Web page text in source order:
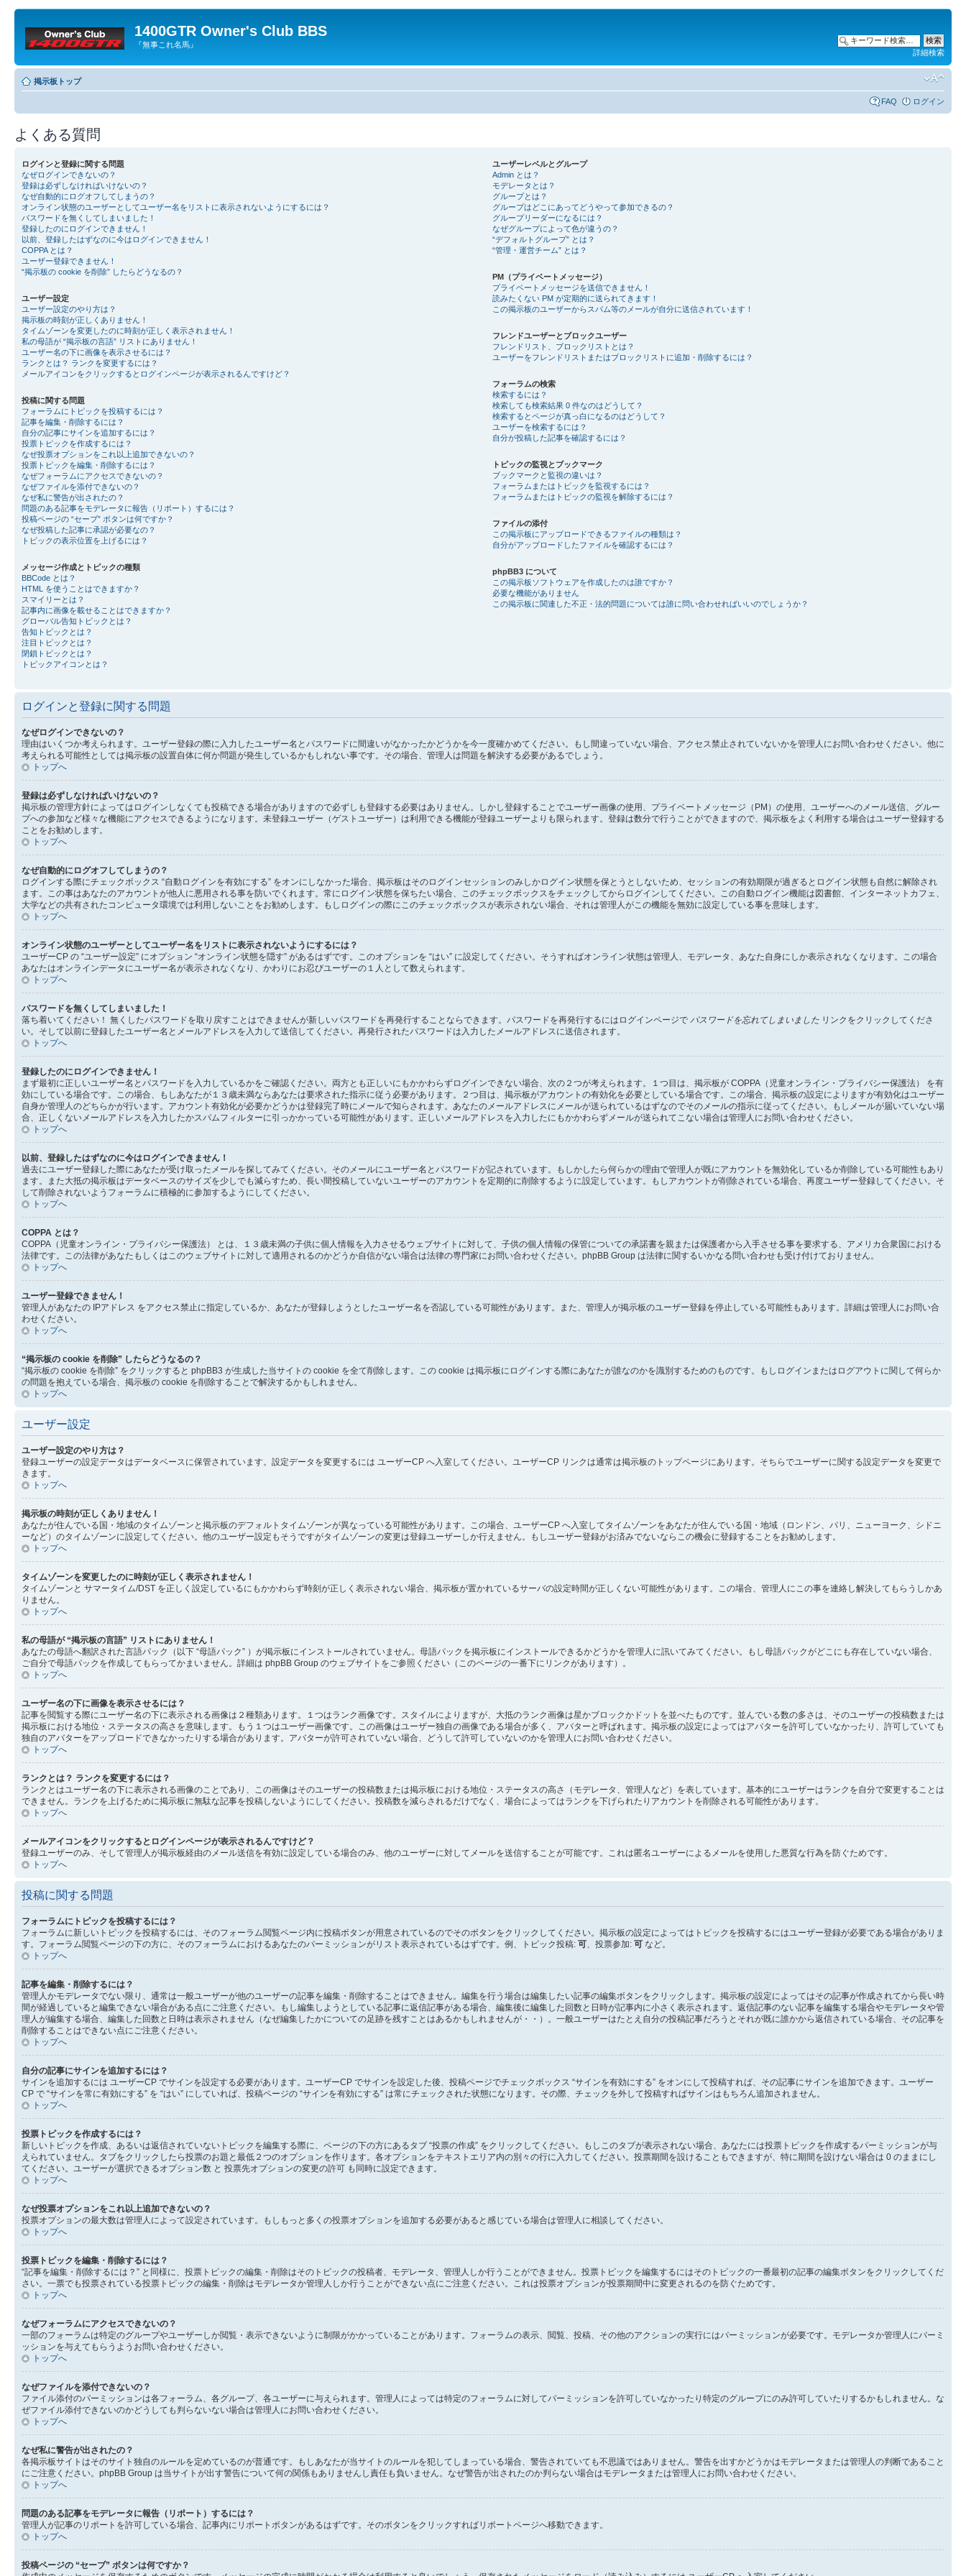
1400GTR Owner's Club BBS
『無事これ名馬』
詳細検索
掲示板トップ
FAQ ログイン
よくある質問
ログインと登録に関する問題
なぜログインできないの？
登録は必ずしなければいけないの？
なぜ自動的にログオフしてしまうの？
オンライン状態のユーザーとしてユーザー名をリストに表示されないようにするには？
パスワードを無くしてしまいました！
登録したのにログインできません！
以前、登録したはずなのに今はログインできません！
COPPA とは？
ユーザー登録できません！
“掲示板の cookie を削除” したらどうなるの？
ユーザー設定
ユーザー設定のやり方は？
掲示板の時刻が正しくありません！
タイムゾーンを変更したのに時刻が正しく表示されません！
私の母語が “掲示板の言語” リストにありません！
ユーザー名の下に画像を表示させるには？
ランクとは？ ランクを変更するには？
メールアイコンをクリックするとログインページが表示されるんですけど？
投稿に関する問題
フォーラムにトピックを投稿するには？
記事を編集・削除するには？
自分の記事にサインを追加するには？
投票トピックを作成するには？
なぜ投票オプションをこれ以上追加できないの？
投票トピックを編集・削除するには？
なぜフォーラムにアクセスできないの？
なぜファイルを添付できないの？
なぜ私に警告が出されたの？
問題のある記事をモデレータに報告（リポート）するには？
投稿ページの “セーブ” ボタンは何ですか？
なぜ投稿した記事に承認が必要なの？
トピックの表示位置を上げるには？
メッセージ作成とトピックの種類
BBCode とは？
HTML を使うことはできますか？
スマイリーとは？
記事内に画像を載せることはできますか？
グローバル告知トピックとは？
告知トピックとは？
注目トピックとは？
閉鎖トピックとは？
トピックアイコンとは？
ユーザーレベルとグループ
Admin とは？
モデレータとは？
グループとは？
グループはどこにあってどうやって参加できるの？
グループリーダーになるには？
なぜグループによって色が違うの？
“デフォルトグループ” とは？
“管理・運営チーム” とは？
PM（プライベートメッセージ）
プライベートメッセージを送信できません！
読みたくない PM が定期的に送られてきます！
この掲示板のユーザーからスパム等のメールが自分に送信されています！
フレンドユーザーとブロックユーザー
フレンドリスト、ブロックリストとは？
ユーザーをフレンドリストまたはブロックリストに追加・削除するには？
フォーラムの検索
検索するには？
検索しても検索結果 0 件なのはどうして？
検索するとページが真っ白になるのはどうして？
ユーザーを検索するには？
自分が投稿した記事を確認するには？
トピックの監視とブックマーク
ブックマークと監視の違いは？
フォーラムまたはトピックを監視するには？
フォーラムまたはトピックの監視を解除するには？
ファイルの添付
この掲示板にアップロードできるファイルの種類は？
自分がアップロードしたファイルを確認するには？
phpBB3 について
この掲示板ソフトウェアを作成したのは誰ですか？
必要な機能がありません
この掲示板に関連した不正・法的問題については誰に問い合わせればいいのでしょうか？
ログインと登録に関する問題
なぜログインできないの？
理由はいくつか考えられます。ユーザー登録の際に入力したユーザー名とパスワードに間違いがなかったかどうかを今一度確かめてください。もし間違っていない場合、アクセス禁止されていないかを管理人にお問い合わせください。他に
考えられる可能性としては掲示板の設置自体に何か問題が発生しているかもしれない事です。その場合、管理人は問題を解決する必要があるでしょう。
トップへ
登録は必ずしなければいけないの？
掲示板の管理方針によってはログインしなくても投稿できる場合がありますので必ずしも登録する必要はありません。しかし登録することでユーザー画像の使用、プライベートメッセージ（PM）の使用、ユーザーへのメール送信、グルー
プへの参加など様々な機能にアクセスできるようになります。未登録ユーザー（ゲストユーザー）は利用できる機能が登録ユーザーよりも限られます。登録は数分で行うことができますので、掲示板をよく利用する場合はユーザー登録する
ことをお勧めします。
トップへ
なぜ自動的にログオフしてしまうの？
ログインする際にチェックボックス “自動ログインを有効にする” をオンにしなかった場合、掲示板はそのログインセッションのみしかログイン状態を保とうとしないため、セッションの有効期限が過ぎるとログイン状態も自然に解除され
ます。この事はあなたのアカウントが他人に悪用される事を防いでくれます。常にログイン状態を保ちたい場合、このチェックボックスをチェックしてからログインしてください。この自動ログイン機能は図書館、インターネットカフェ、
大学などの共有されたコンピュータ環境では利用しないことをお勧めします。もしログインの際にこのチェックボックスが表示されない場合、それは管理人がこの機能を無効に設定している事を意味します。
トップへ
オンライン状態のユーザーとしてユーザー名をリストに表示されないようにするには？
ユーザーCP の “ユーザー設定” にオプション “オンライン状態を隠す” があるはずです。このオプションを “はい” に設定してください。そうすればオンライン状態は管理人、モデレータ、あなた自身にしか表示されなくなります。この場合
あなたはオンラインデータにユーザー名が表示されなくなり、かわりにお忍びユーザーの１人として数えられます。
トップへ
パスワードを無くしてしまいました！
落ち着いてください！ 無くしたパスワードを取り戻すことはできませんが新しいパスワードを再発行することならできます。パスワードを再発行するにはログインページで パスワードを忘れてしまいました リンクをクリックしてくださ
い。そして以前に登録したユーザー名とメールアドレスを入力して送信してください。再発行されたパスワードは入力したメールアドレスに送信されます。
トップへ
登録したのにログインできません！
まず最初に正しいユーザー名とパスワードを入力しているかをご確認ください。両方とも正しいにもかかわらずログインできない場合、次の２つが考えられます。１つ目は、掲示板が COPPA（児童オンライン・プライバシー保護法） を有
効にしている場合です。この場合、もしあなたが１３歳未満ならあなたは要求された指示に従う必要があります。２つ目は、掲示板がアカウントの有効化を必要としている場合です。この場合、掲示板の設定によりますが有効化はユーザー
自身か管理人のどちらかが行います。アカウント有効化が必要かどうかは登録完了時にメールで知らされます。あなたのメールアドレスにメールが送られているはずなのでそのメールの指示に従ってください。もしメールが届いていない場
合、正しくないメールアドレスを入力したかスパムフィルターに引っかかっている可能性があります。正しいメールアドレスを入力したにもかかわらずメールが送られてこない場合は管理人にお問い合わせください。
トップへ
以前、登録したはずなのに今はログインできません！
過去にユーザー登録した際にあなたが受け取ったメールを探してみてください。そのメールにユーザー名とパスワードが記されています。もしかしたら何らかの理由で管理人が既にアカウントを無効化しているか削除している可能性もあり
ます。また大抵の掲示板はデータベースのサイズを少しでも減らすため、長い間投稿していないユーザーのアカウントを定期的に削除するように設定しています。もしアカウントが削除されている場合、再度ユーザー登録してください。そ
して削除されないようフォーラムに積極的に参加するようにしてください。
トップへ
COPPA とは？
COPPA（児童オンライン・プライバシー保護法） とは、１３歳未満の子供に個人情報を入力させるウェブサイトに対して、子供の個人情報の保管についての承諾書を親または保護者から入手させる事を要求する、アメリカ合衆国における
法律です。この法律があなたもしくはこのウェブサイトに対して適用されるのかどうか自信がない場合は法律の専門家にお問い合わせください。phpBB Group は法律に関するいかなる問い合わせも受け付けておりません。
トップへ
ユーザー登録できません！
管理人があなたの IPアドレス をアクセス禁止に指定しているか、あなたが登録しようとしたユーザー名を否認している可能性があります。また、管理人が掲示板のユーザー登録を停止している可能性もあります。詳細は管理人にお問い合
わせください。
トップへ
“掲示板の cookie を削除” したらどうなるの？
“掲示板の cookie を削除” をクリックすると phpBB3 が生成した当サイトの cookie を全て削除します。この cookie は掲示板にログインする際にあなたが誰なのかを識別するためのものです。もしログインまたはログアウトに関して何らか
の問題を抱えている場合、掲示板の cookie を削除することで解決するかもしれません。
トップへ
ユーザー設定
ユーザー設定のやり方は？
登録ユーザーの設定データはデータベースに保管されています。設定データを変更するには ユーザーCP へ入室してください。ユーザーCP リンクは通常は掲示板のトップページにあります。そちらでユーザーに関する設定データを変更で
きます。
トップへ
掲示板の時刻が正しくありません！
あなたが住んでいる国・地域のタイムゾーンと掲示板のデフォルトタイムゾーンが異なっている可能性があります。この場合、ユーザーCP へ入室してタイムゾーンをあなたが住んでいる国・地域（ロンドン、パリ、ニューヨーク、シドニ
ーなど）のタイムゾーンに設定してください。他のユーザー設定もそうですがタイムゾーンの変更は登録ユーザーしか行えません。もしユーザー登録がお済みでないならこの機会に登録することをお勧めします。
トップへ
タイムゾーンを変更したのに時刻が正しく表示されません！
タイムゾーンと サマータイム/DST を正しく設定しているにもかかわらず時刻が正しく表示されない場合、掲示板が置かれているサーバの設定時間が正しくない可能性があります。この場合、管理人にこの事を連絡し解決してもらうしかあ
りません。
トップへ
私の母語が “掲示板の言語” リストにありません！
あなたの母語へ翻訳された言語パック（以下 “母語パック” ）が掲示板にインストールされていません。母語パックを掲示板にインストールできるかどうかを管理人に訊いてみてください。もし母語パックがどこにも存在していない場合、
ご自分で母語パックを作成してもらってかまいません。詳細は phpBB Group のウェブサイトをご参照ください（このページの一番下にリンクがあります）。
トップへ
ユーザー名の下に画像を表示させるには？
記事を閲覧する際にユーザー名の下に表示される画像は２種類あります。１つはランク画像です。スタイルによりますが、大抵のランク画像は星かブロックかドットを並べたものです。並んでいる数の多さは、そのユーザーの投稿数または
掲示板における地位・ステータスの高さを意味します。もう１つはユーザー画像です。この画像はユーザー独自の画像である場合が多く、アバターと呼ばれます。掲示板の設定によってはアバターを許可していなかったり、許可していても
独自のアバターをアップロードできなかったりする場合があります。アバターが許可されていない場合、どうして許可していないのかを管理人にお問い合わせください。
トップへ
ランクとは？ ランクを変更するには？
ランクとはユーザー名の下に表示される画像のことであり、この画像はそのユーザーの投稿数または掲示板における地位・ステータスの高さ（モデレータ、管理人など）を表しています。基本的にユーザーはランクを自分で変更することは
できません。ランクを上げるために掲示板に無駄な記事を投稿しないようにしてください。投稿数を減らされるだけでなく、場合によってはランクを下げられたりアカウントを削除される可能性があります。
トップへ
メールアイコンをクリックするとログインページが表示されるんですけど？
登録ユーザーのみ、そして管理人が掲示板経由のメール送信を有効に設定している場合のみ、他のユーザーに対してメールを送信することが可能です。これは匿名ユーザーによるメールを使用した悪質な行為を防ぐためです。
トップへ
投稿に関する問題
フォーラムにトピックを投稿するには？
フォーラムに新しいトピックを投稿するには、そのフォーラム閲覧ページ内に投稿ボタンが用意されているのでそのボタンをクリックしてください。掲示板の設定によってはトピックを投稿するにはユーザー登録が必要である場合がありま
す。フォーラム閲覧ページの下の方に、そのフォーラムにおけるあなたのパーミッションがリスト表示されているはずです。例、トピック投稿: 可 、投票参加: 可 など。
トップへ
記事を編集・削除するには？
管理人かモデレータでない限り、通常は一般ユーザーが他のユーザーの記事を編集・削除することはできません。編集を行う場合は編集したい記事の編集ボタンをクリックします。掲示板の設定によってはその記事が作成されてから長い時
間が経過していると編集できない場合がある点にご注意ください。もし編集しようとしている記事に返信記事がある場合、編集後に編集した回数と日時が記事内に小さく表示されます。返信記事のない記事を編集する場合やモデレータや管
理人が編集する場合、編集した回数と日時は表示されません（なぜ編集したかについての足跡を残すことはあるかもしれませんが・・）。一般ユーザーはたとえ自分の投稿記事だろうとそれが既に誰かから返信されている場合、その記事を
削除することはできない点にご注意ください。
トップへ
自分の記事にサインを追加するには？
サインを追加するには ユーザーCP でサインを設定する必要があります。ユーザーCP でサインを設定した後、投稿ページでチェックボックス “サインを有効にする” をオンにして投稿すれば、その記事にサインを追加できます。ユーザー
CP で “サインを常に有効にする” を “はい” にしていれば、投稿ページの “サインを有効にする” は常にチェックされた状態になります。その際、チェックを外して投稿すればサインはもちろん追加されません。
トップへ
投票トピックを作成するには？
新しいトピックを作成、あるいは返信されていないトピックを編集する際に、ページの下の方にあるタブ “投票の作成” をクリックしてください。もしこのタブが表示されない場合、あなたには投票トピックを作成するパーミッションが与
えられていません。タブをクリックしたら投票のお題と最低２つのオプションを作ります。各オプションをテキストエリア内の別々の行に入力してください。投票期間を設けることもできますが、特に期間を設けない場合は 0 のままにし
てください。ユーザーが選択できるオプション数 と 投票先オプションの変更の許可 も同時に設定できます。
トップへ
なぜ投票オプションをこれ以上追加できないの？
投票オプションの最大数は管理人によって設定されています。もしもっと多くの投票オプションを追加する必要があると感じている場合は管理人に相談してください。
トップへ
投票トピックを編集・削除するには？
“記事を編集・削除するには？” と同様に、投票トピックの編集・削除はそのトピックの投稿者、モデレータ、管理人しか行うことができません。投票トピックを編集するにはそのトピックの一番最初の記事の編集ボタンをクリックしてくだ
さい。一票でも投票されている投票トピックの編集・削除はモデレータか管理人しか行うことができない点にご注意ください。これは投票オプションが投票期間中に変更されるのを防ぐためです。
トップへ
なぜフォーラムにアクセスできないの？
一部のフォーラムは特定のグループやユーザーしか閲覧・表示できないように制限がかかっていることがあります。フォーラムの表示、閲覧、投稿、その他のアクションの実行にはパーミッションが必要です。モデレータか管理人にパーミ
ッションを与えてもらうようお問い合わせください。
トップへ
なぜファイルを添付できないの？
ファイル添付のパーミッションは各フォーラム、各グループ、各ユーザーに与えられます。管理人によっては特定のフォーラムに対してパーミッションを許可していなかったり特定のグループにのみ許可していたりするかもしれません。な
ぜファイル添付できないのかどうしても判らないない場合は管理人にお問い合わせください。
トップへ
なぜ私に警告が出されたの？
各掲示板サイトはそのサイト独自のルールを定めているのが普通です。もしあなたが当サイトのルールを犯してしまっている場合、警告されていても不思議ではありません。警告を出すかどうかはモデレータまたは管理人の判断であること
にご注意ください。phpBB Group は当サイトが出す警告について何の関係もありませんし責任も負いません。なぜ警告が出されたのか判らない場合はモデレータまたは管理人にお問い合わせください。
トップへ
問題のある記事をモデレータに報告（リポート）するには？
管理人が記事のリポートを許可している場合、記事内にリポートボタンがあるはずです。そのボタンをクリックすればリポートページへ移動できます。
トップへ
投稿ページの “セーブ” ボタンは何ですか？